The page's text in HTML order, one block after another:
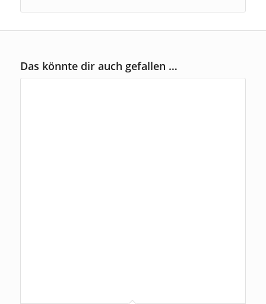
Das könnte dir auch gefallen …